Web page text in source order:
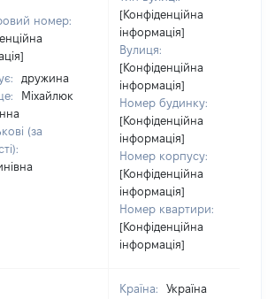
номер:
дружина
Міхайлюк
(за
[Конфіденційна
інформація]
Вулиця:
[Конфіденційна
інформація]
Номер будинку:
[Конфіденційна
інформація]
Номер корпусу:
[Конфіденційна
інформація]
Номер квартири:
[Конфіденційна
інформація]
Країна:
Україна